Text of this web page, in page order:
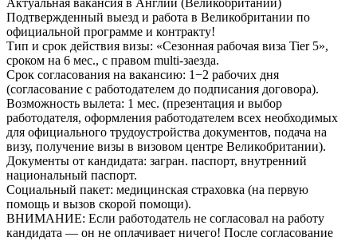
Актуальная вакансия в Англии (Великобритании)
Подтвержденный выезд и работа в Великобритании по
официальной программе и контракту!
Тип и срок действия визы: «Сезонная рабочая виза Tier 5»,
сроком на 6 мес., с правом multi-заезда.
Срок согласования на вакансию: 1−2 рабочих дня
(согласование с работодателем до подписания договора).
Возможность вылета: 1 мес. (презентация и выбор
работодателя, оформления работодателем всех необходимых
для официального трудоустройства документов, подача на
визу, получение визы в визовом центре Великобритании).
Документы от кандидата: загран. паспорт, внутренний
национальный паспорт.
Социальный пакет: медицинская страховка (на первую
помощь и вызов скорой помощи).
ВНИМАНИЕ: Если работодатель не согласовал на работу
кандидата — он не оплачивает ничего! После согласование